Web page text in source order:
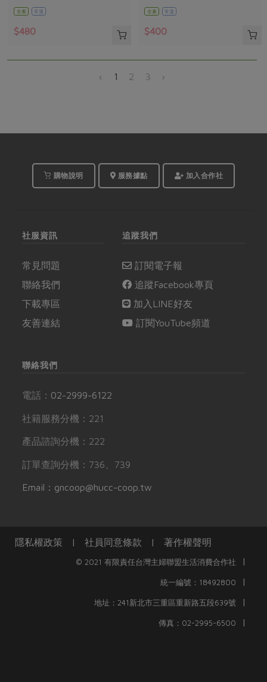
全素 常溫
$480
全素 常溫
$400
‹ 1 2 3 ›
購物說明 服務據點 加入合作社
社服資訊
常見問題
聯絡我們
下載專區
友善連結
追蹤我們
訂閱電子報
追蹤Facebook專頁
加入LINE好友
訂閱YouTube頻道
聯絡我們
電話： 02-2999-6122
社籍服務分機：221
產品諮詢分機：222
訂單查詢分機：736、739
Email：gncoop@hucc-coop.tw
隱私權政策 | 社員同意條款 | 著作權聲明
© 2021 有限責任台灣主婦聯盟生活消費合作社 |
統一編號：18492800 |
地址：241新北市三重區重新路五段639號 |
傳真：02-2995-6500 |